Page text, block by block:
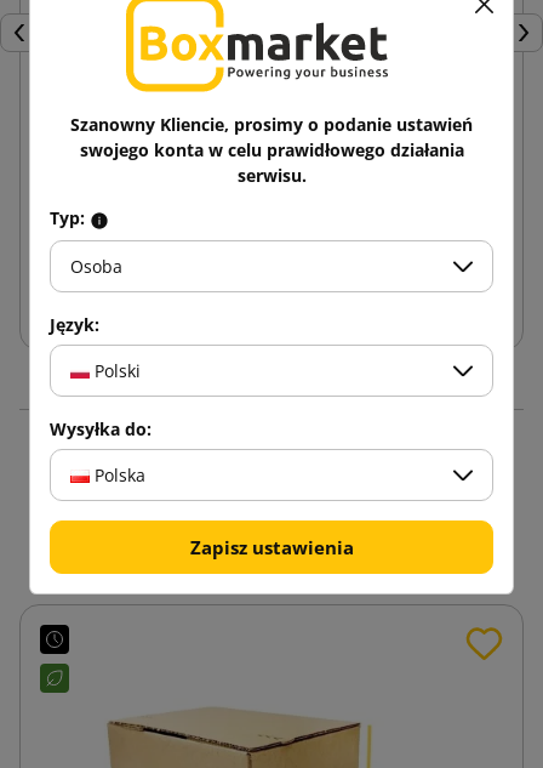
Poprzedni
Taśma klejącą z nadrukiem 1 kolor Hot-melt 48/60
Dodaj do koszyka
16 innych produktów w
tej samej kategorii:
Szanowny Kliencie, prosimy o podanie ustawień
swojego konta w celu prawidłowego działania
serwisu.
Typ:
Osoba
Język:
Polski
Wysyłka do:
Polska
Zapisz ustawienia